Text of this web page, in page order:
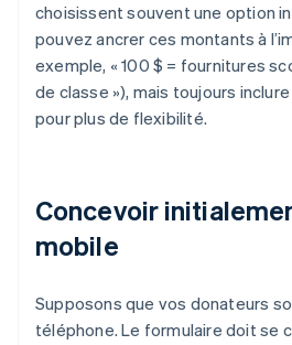
choisissent souvent une option
pouvez ancrer ces montants à
exemple, « 100 $ = fournitures
de classe »), mais toujours
pour plus de flexibilité.
Concevoir
mobile
Supposons que vos donateurs
téléphone. Le formulaire doit se